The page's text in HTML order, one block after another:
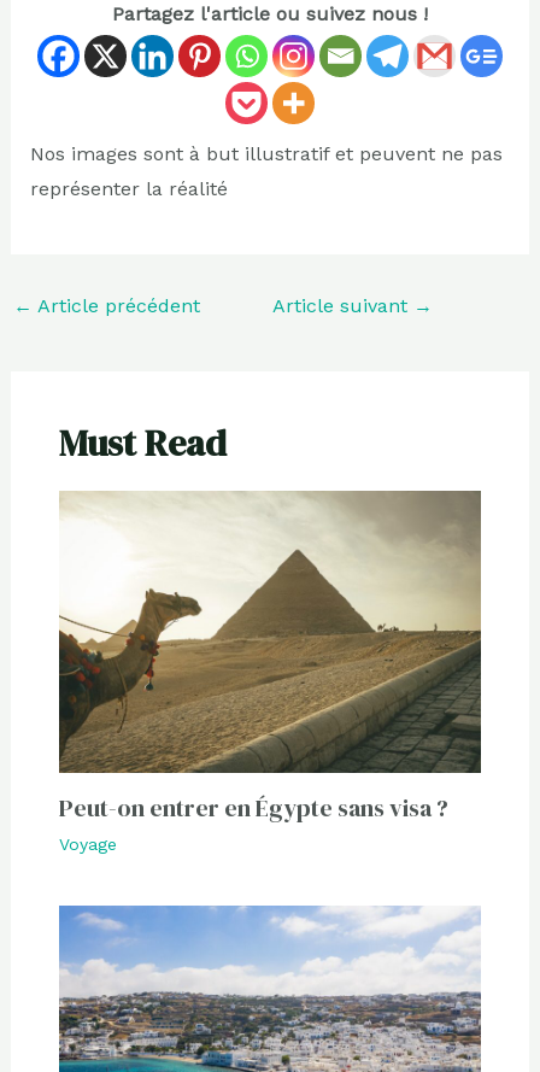
Partagez l'article ou suivez nous !
Nos images sont à but illustratif et peuvent ne pas
représenter la réalité
← Article précédent Article suivant →
Must Read
Peut-on entrer en Égypte sans visa ?
Voyage